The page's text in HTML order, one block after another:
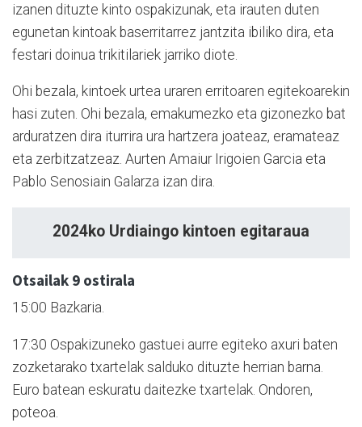
izanen dituzte kinto ospakizunak, eta irauten duten
egunetan kintoak baserritarrez jantzita ibiliko dira, eta
festari doinua trikitilariek jarriko diote.
Ohi bezala, kintoek urtea uraren erritoaren egitekoarekin
hasi zuten. Ohi bezala, emakumezko eta gizonezko bat
arduratzen dira iturrira ura hartzera joateaz, eramateaz
eta zerbitzatzeaz. Aurten Amaiur Irigoien Garcia eta
Pablo Senosiain Galarza izan dira.
2024ko Urdiaingo kintoen egitaraua
Otsailak 9 ostirala
15:00 Bazkaria.
17:30 Ospakizuneko gastuei aurre egiteko axuri baten
zozketarako txartelak salduko dituzte herrian barna.
Euro batean eskuratu daitezke txartelak. Ondoren,
poteoa.